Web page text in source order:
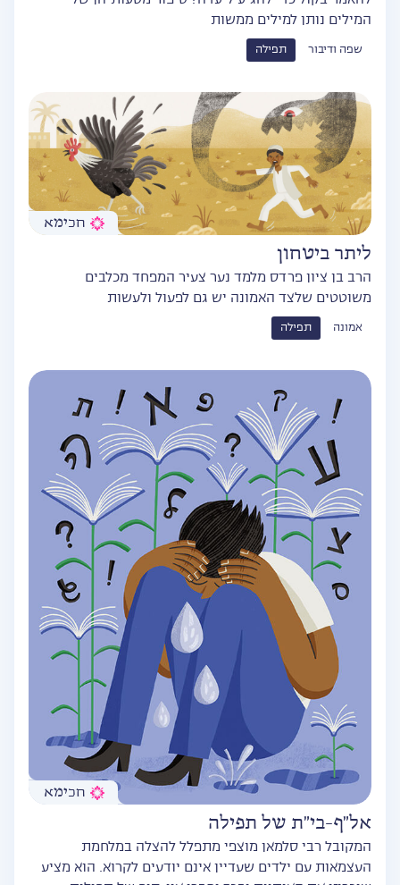
המילים נותן למילים ממשות
שפה ודיבור תפילה
חכימא
ליתר ביטחון
הרב בן ציון פרדס מלמד נער צעיר המפחד מכלבים
משוטטים שלצד האמונה יש גם לפעול ולעשות
אמונה תפילה
חכימא
אל"ף-בי"ת של תפילה
המקובל רבי סלמאן מוצפי מתפלל להצלה במלחמת
העצמאות עם ילדים שעדיין אינם יודעים לקרוא. הוא מציע